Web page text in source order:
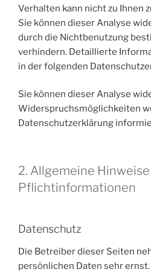
Verhalten kann nicht zu Ihnen
Sie können dieser Analyse
durch die Nichtbenutzung
verhindern. Detaillierte
in der folgenden
Sie können dieser Analyse
Widerspruchsmöglichkeiten
Datenschutzerklärung
2. Allgemeine
Pflichtinformationen
Datenschutz
Die Betreiber dieser Seiten
persönlichen Daten sehr